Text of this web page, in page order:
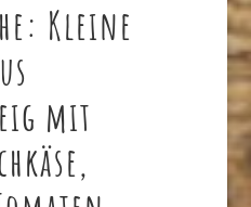
Kleine
mit